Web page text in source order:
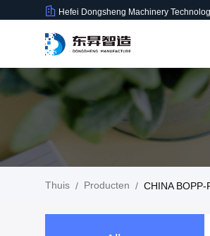
Hefei Dongsheng Machinery
Thuis / Producten / CHINA